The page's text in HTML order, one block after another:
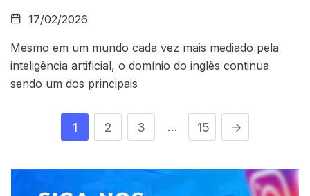
17/02/2026
Mesmo em um mundo cada vez mais mediado pela
inteligência artificial, o domínio do inglês continua
sendo um dos principais
1 2 3 … 15